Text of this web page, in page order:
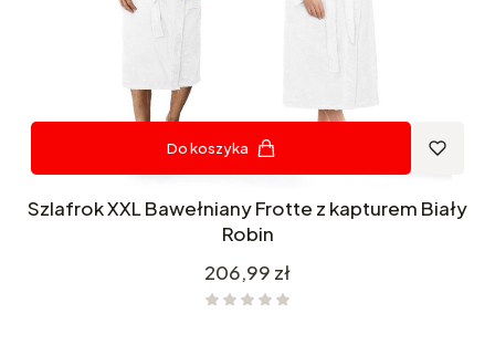
Do koszyka
Szlafrok XXL Bawełniany Frotte z kapturem Biały
Robin
Cena
206,99 zł